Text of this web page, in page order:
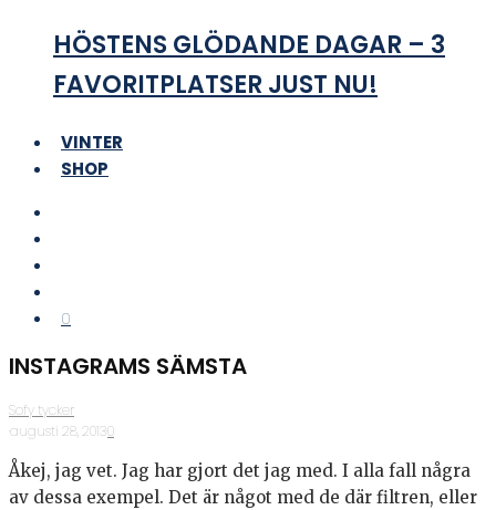
HÖSTENS GLÖDANDE DAGAR – 3
FAVORITPLATSER JUST NU!
VINTER
SHOP
0
INSTAGRAMS SÄMSTA
Sofy tycker
·augusti 28, 2013·0
Åkej, jag vet. Jag har gjort det jag med. I alla fall några
av dessa exempel. Det är något med de där filtren, eller